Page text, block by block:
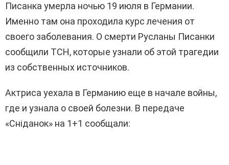
Писанка умерла ночью 19 июля в Германии.
Именно там она проходила курс лечения от
своего заболевания. О смерти Русланы Писанки
сообщили ТСН, которые узнали об этой трагедии
из собственных источников.
Актриса уехала в Германию еще в начале войны,
где и узнала о своей болезни. В передаче
«Сніданок» на 1+1 сообщали: